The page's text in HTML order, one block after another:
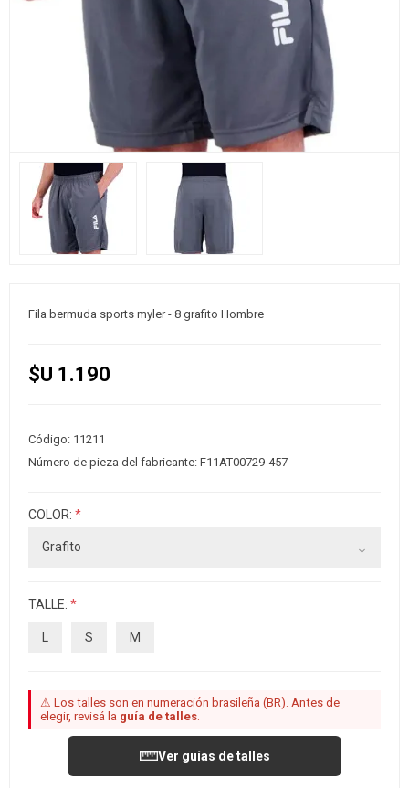
Fila bermuda sports myler - 8 grafito Hombre
$U 1.190
Código: 11211
Número de pieza del fabricante: F11AT00729-457
COLOR: *
TALLE: *
L S M
⚠ Los talles son en numeración brasileña (BR). Antes de
elegir, revisá la guía de talles
Ver guías de talles